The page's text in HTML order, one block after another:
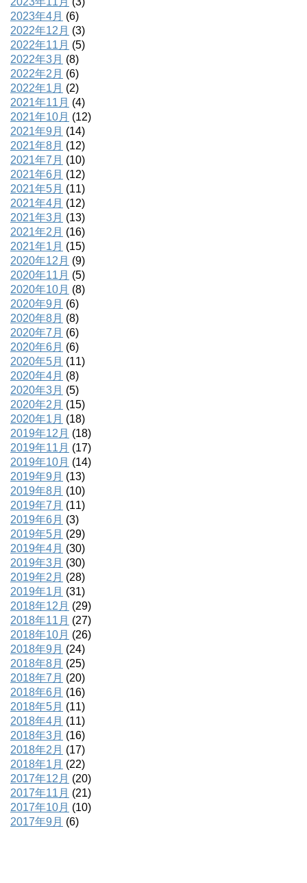
2023年4月 (6)
2022年12月 (3)
2022年11月 (5)
2022年3月 (8)
2022年2月 (6)
2022年1月 (2)
2021年11月 (4)
2021年10月 (12)
2021年9月 (14)
2021年8月 (12)
2021年7月 (10)
2021年6月 (12)
2021年5月 (11)
2021年4月 (12)
2021年3月 (13)
2021年2月 (16)
2021年1月 (15)
2020年12月 (9)
2020年11月 (5)
2020年10月 (8)
2020年9月 (6)
2020年8月 (8)
2020年7月 (6)
2020年6月 (6)
2020年5月 (11)
2020年4月 (8)
2020年3月 (5)
2020年2月 (15)
2020年1月 (18)
2019年12月 (18)
2019年11月 (17)
2019年10月 (14)
2019年9月 (13)
2019年8月 (10)
2019年7月 (11)
2019年6月 (3)
2019年5月 (29)
2019年4月 (30)
2019年3月 (30)
2019年2月 (28)
2019年1月 (31)
2018年12月 (29)
2018年11月 (27)
2018年10月 (26)
2018年9月 (24)
2018年8月 (25)
2018年7月 (20)
2018年6月 (16)
2018年5月 (11)
2018年4月 (11)
2018年3月 (16)
2018年2月 (17)
2018年1月 (22)
2017年12月 (20)
2017年11月 (21)
2017年10月 (10)
2017年9月 (6)